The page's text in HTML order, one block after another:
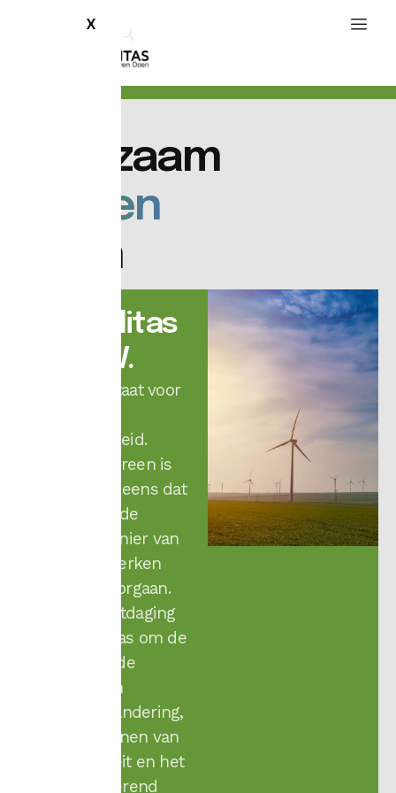
X
Duurzaam
Durven
Doen
Stabilitas
B.V.
Stabilitas staat voor
duurzaamheid.
Vrijwel iedereen is
het er over eens dat
we niet op de
huidige manier van
leven en werken
kunnen doorgaan.
Het is de uitdaging
van Stabilitas om de
ingewikkelde
materie van
klimaatverandering,
het verdwijnen van
biodiversiteit en het
voortwoekerend